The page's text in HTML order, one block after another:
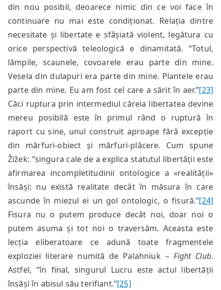
din nou posibil, deoarece nimic din ce voi face în
continuare nu mai este condiționat. Relația dintre
necesitate și libertate e sfâșiată violent, legătura cu
orice perspectivă teleologică e dinamitată. “Totul,
lămpile, scaunele, covoarele erau parte din mine.
Vesela din dulapuri era parte din mine. Plantele erau
parte din mine. Eu am fost cel care a sărit în aer.”[23]
Căci ruptura prin intermediul căreia libertatea devine
mereu posibilă este în primul rând o ruptură în
raport cu sine, unul construit aproape fără excepție
din mărfuri-obiect și mărfuri-plăcere. Cum spune
Žižek: “singura cale de a explica statutul libertății este
afirmarea incompletitudinii ontologice a «realității»
însăși: nu există realitate decât în măsura în care
ascunde în miezul ei un gol ontologic, o fisură.”[24]
Fisura nu o putem produce decât noi, doar noi o
putem asuma și tot noi o traversăm. Aceasta este
lecția eliberatoare ce adună toate fragmentele
exploziei literare numită de Palahniuk – Fight Club.
Astfel, “în final, singurul Lucru este actul libertății
însăși în abisul său terifiant.”[25]